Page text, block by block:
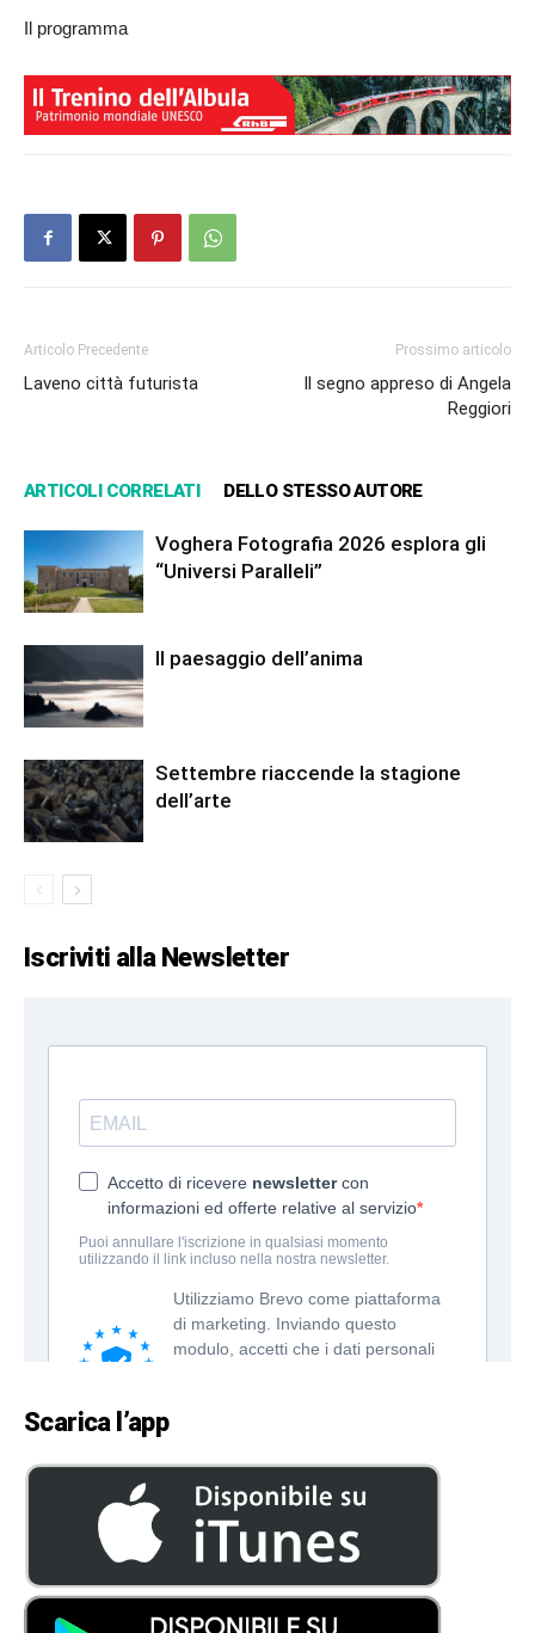
Il programma
Articolo Precedente
Laveno città futurista
Prossimo articolo
Il segno appreso di Angela
Reggiori
ARTICOLI CORRELATI DELLO STESSO AUTORE
Voghera Fotografia 2026 esplora gli
“Universi Paralleli”
Il paesaggio dell’anima
Settembre riaccende la stagione
dell’arte
Iscriviti alla Newsletter
Scarica l’app